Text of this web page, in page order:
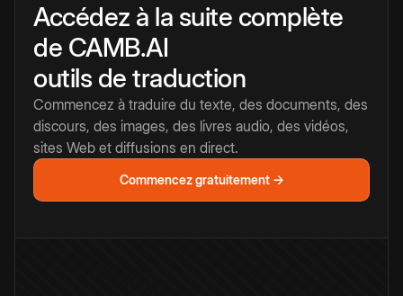
Accédez à la suite complète
de CAMB.AI
outils de traduction
Commencez à traduire du texte, des documents, des
discours, des images, des livres audio, des vidéos,
sites Web et diffusions en direct.
Commencez gratuitement →